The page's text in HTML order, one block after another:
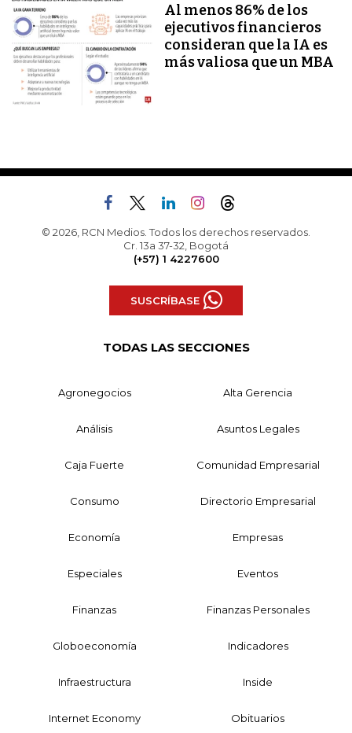
Al menos 86% de los
ejecutivos financieros
consideran que la IA es
más valiosa que un MBA
© 2026, RCN Medios. Todos los derechos reservados.
Cr. 13a 37-32, Bogotá
(+57) 1 4227600
SUSCRÍBASE
TODAS LAS SECCIONES
Agronegocios Alta Gerencia
Análisis Asuntos Legales
Caja Fuerte Comunidad Empresarial
Consumo Directorio Empresarial
Economía Empresas
Especiales Eventos
Finanzas Finanzas Personales
Globoeconomía Indicadores
Infraestructura Inside
Internet Economy Obituarios